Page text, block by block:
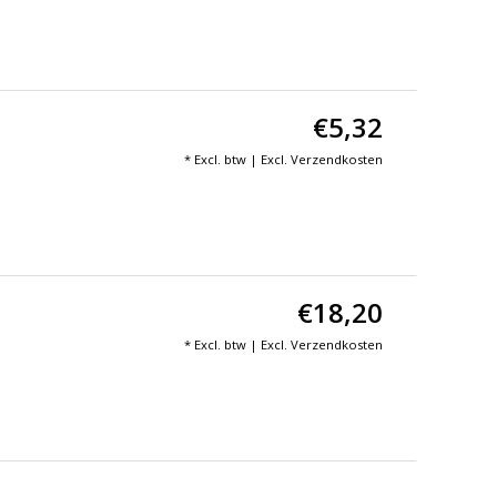
€5,32
* Excl. btw | Excl. Verzendkosten
€18,20
* Excl. btw | Excl. Verzendkosten